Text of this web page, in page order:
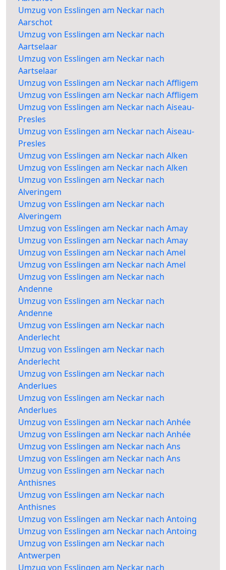
Umzug von Esslingen am Neckar nach
Aarschot
Umzug von Esslingen am Neckar nach
Aartselaar
Umzug von Esslingen am Neckar nach
Aartselaar
Umzug von Esslingen am Neckar nach Affligem
Umzug von Esslingen am Neckar nach Affligem
Umzug von Esslingen am Neckar nach Aiseau-
Presles
Umzug von Esslingen am Neckar nach Aiseau-
Presles
Umzug von Esslingen am Neckar nach Alken
Umzug von Esslingen am Neckar nach Alken
Umzug von Esslingen am Neckar nach
Alveringem
Umzug von Esslingen am Neckar nach
Alveringem
Umzug von Esslingen am Neckar nach Amay
Umzug von Esslingen am Neckar nach Amay
Umzug von Esslingen am Neckar nach Amel
Umzug von Esslingen am Neckar nach Amel
Umzug von Esslingen am Neckar nach
Andenne
Umzug von Esslingen am Neckar nach
Andenne
Umzug von Esslingen am Neckar nach
Anderlecht
Umzug von Esslingen am Neckar nach
Anderlecht
Umzug von Esslingen am Neckar nach
Anderlues
Umzug von Esslingen am Neckar nach
Anderlues
Umzug von Esslingen am Neckar nach Anhée
Umzug von Esslingen am Neckar nach Anhée
Umzug von Esslingen am Neckar nach Ans
Umzug von Esslingen am Neckar nach Ans
Umzug von Esslingen am Neckar nach
Anthisnes
Umzug von Esslingen am Neckar nach
Anthisnes
Umzug von Esslingen am Neckar nach Antoing
Umzug von Esslingen am Neckar nach Antoing
Umzug von Esslingen am Neckar nach
Antwerpen
Umzug von Esslingen am Neckar nach